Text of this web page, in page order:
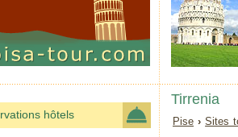
Tirrenia
Pise ›Sites
hôtels